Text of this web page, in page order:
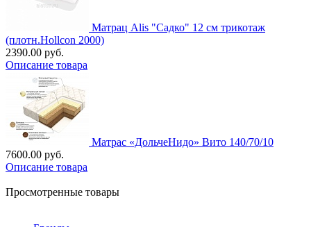
Матрац Alis "Садко" 12 см трикотаж
(плотн.Hollcon 2000)
2390.00 руб.
Описание товара
Матрас «ДольчеНидо» Вито 140/70/10
7600.00 руб.
Описание товара
Просмотренные товары